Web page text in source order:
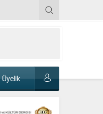
Üyelik